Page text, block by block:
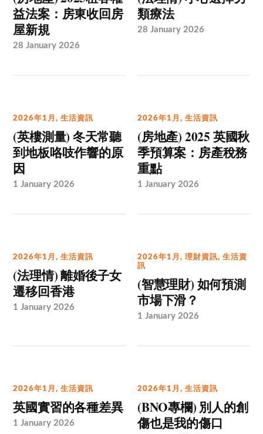
益法案：房東收回房
屋新規
28 January 2026
類療法
28 January 2026
2026年1月,生活資訊
(英樓測量) 冬天常聽
到地板咯吱作響的原
因
1 January 2026
2026年1月,生活資訊
(房地產) 2025 英國秋
季預算案：房產稅務
重點
1 January 2026
2026年1月,生活資訊
(法理情) 離婚後子女
遷移回香港
1 January 2026
2026年1月,理財資訊,生活資
訊
(智慧理財) 如何預測
市場下滑？
1 January 2026
2026年1月,生活資訊
英國實習的各種差異
1 January 2026
2026年1月,生活資訊
(BNO專欄) 別人的創
傷也是我的傷口